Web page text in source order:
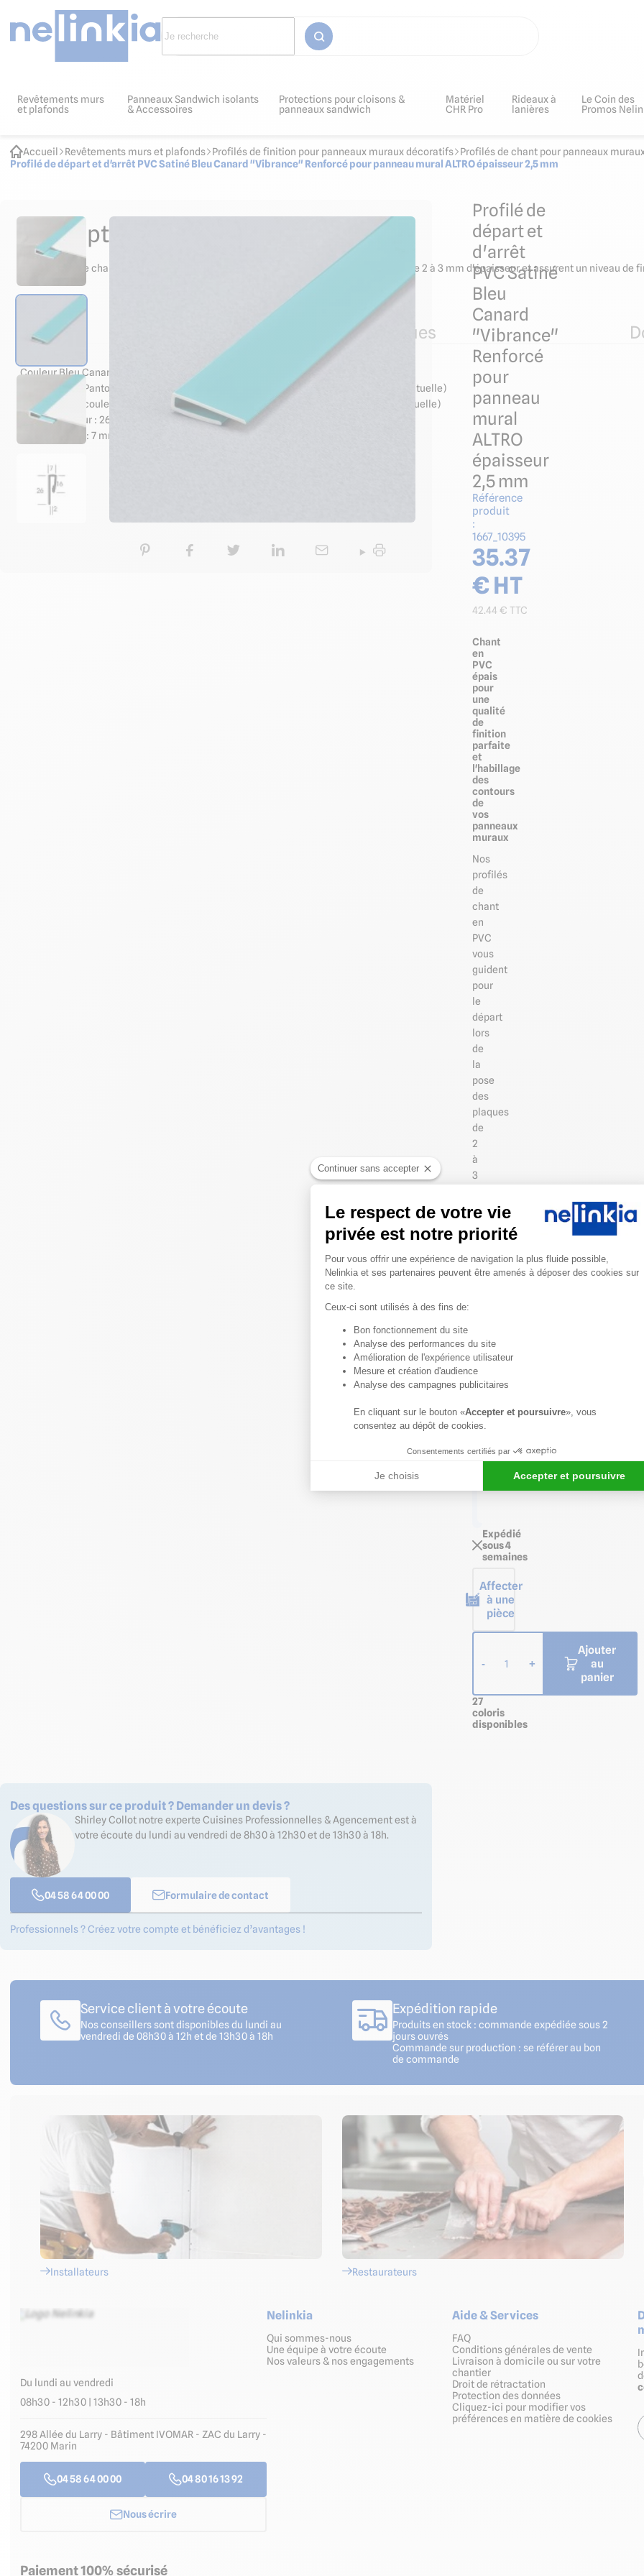
Revêtements murs
et plafonds
Panneaux Sandwich isolants
& Accessoires
Protections pour cloisons &
panneaux sandwich
Matériel
CHR Pro
Rideaux à
lanières
Le Coin des
Promos
Accueil Revêtements murs et plafonds Profilés de finition pour panneaux muraux décoratifs
Profilés de chant pour panneaux
Profilé de départ et d'arrêt PVC Satiné Bleu Canard "Vibrance" Renforcé pour panneau mural ALTRO épaisseur 2,5 mm
Profilé de
départ et
d'arrêt
PVC Satiné
Bleu
Canard
"Vibrance"
Renforcé
pour
panneau
mural
ALTRO
épaisseur
2,5 mm
Référence
produit
:
1667_10395
35.37
€ HT
42.44 € TTC
Chant
en
PVC
épais
pour
une
qualité
de
finition
parfaite
et
l'habillage
des
contours
de
vos
panneaux
muraux
Nos
profilés
de
chant
en
PVC
vous
guident
pour
le
départ
lors
de
la
pose
des
plaques
de
2
à
3
d'épaisseur
assurent
un
niveau
Voir
produit
CARACTÉRISTIQUE
1*
Longueur
de 2,50 m
Expédié
sous 4
semaines
Affecter
à une
pièce
- 1 +
Ajouter
au
panier
27
coloris
disponibles
Des questions sur ce produit ? Demander un devis ?
Shirley Collot notre experte Cuisines Professionnelles & Agencement est à
votre écoute du lundi au vendredi de 8h30 à 12h30 et de 13h30 à 18h.
04 58 64 00 00 Formulaire de contact
Professionnels ? Créez votre compte et bénéficiez d’avantages !
Descriptif et normes produit
Nos profilés de chant en PVC vous guident pour le départ lors de la pose des plaques de 2 à 3 mm d'épaisseur et assurent un niveau de
Caractéristiques techniques
Couleur Bleu Canard "Vibrance" :
proche Pantone "7712 C" - Distance 16 (information à titre indicatif, non contractuelle)
proche couleur Bleu Canard #048b9a (information à titre indicatif, non contractuelle)
Longueur : 26 mm
Largeur : 7 mm
Service client à votre écoute
Nos conseillers sont disponibles du lundi au
vendredi de 08h30 à 12h et de 13h30 à 18h
Expédition rapide
Produits en stock : commande expédiée sous 2
jours ouvrés
Commande sur production : se référer au bon
de commande
Installateurs Restaurateurs
Du lundi au vendredi
08h30 - 12h30 | 13h30 - 18h
298 Allée du Larry - Bâtiment IVOMAR - ZAC du Larry -
74200 Marin
04 58 64 00 00 04 80 16 13 92
Nous écrire
Nelinkia
Qui sommes-nous
Une équipe à votre écoute
Nos valeurs & nos engagements
Aide & Services
FAQ
Conditions générales de vente
Livraison à domicile ou sur votre
chantier
Droit de rétractation
Protection des données
Cliquez-ici pour modifier vos
préférences en matière de cookies
Paiement 100% sécurisé
Continuer sans accepter
Le respect de votre vie
privée est notre priorité
Plateforme de Gestion du
Pour vous offrir une expérience de navigation la plus fluide possible,
Nelinkia et ses partenaires peuvent être amenés à déposer des cookies sur
ce site.
Ceux-ci sont utilisés à des fins de:
Bon fonctionnement du site
Analyse des performances du site
Amélioration de l'expérience utilisateur
Mesure et création d'audience
Analyse des campagnes publicitaires
En cliquant sur le bouton «Accepter et poursuivre», vous
consentez au dépôt de cookies.
Consentements certifiés par
Je choisis Accepter et poursuivre
Axeptio consent